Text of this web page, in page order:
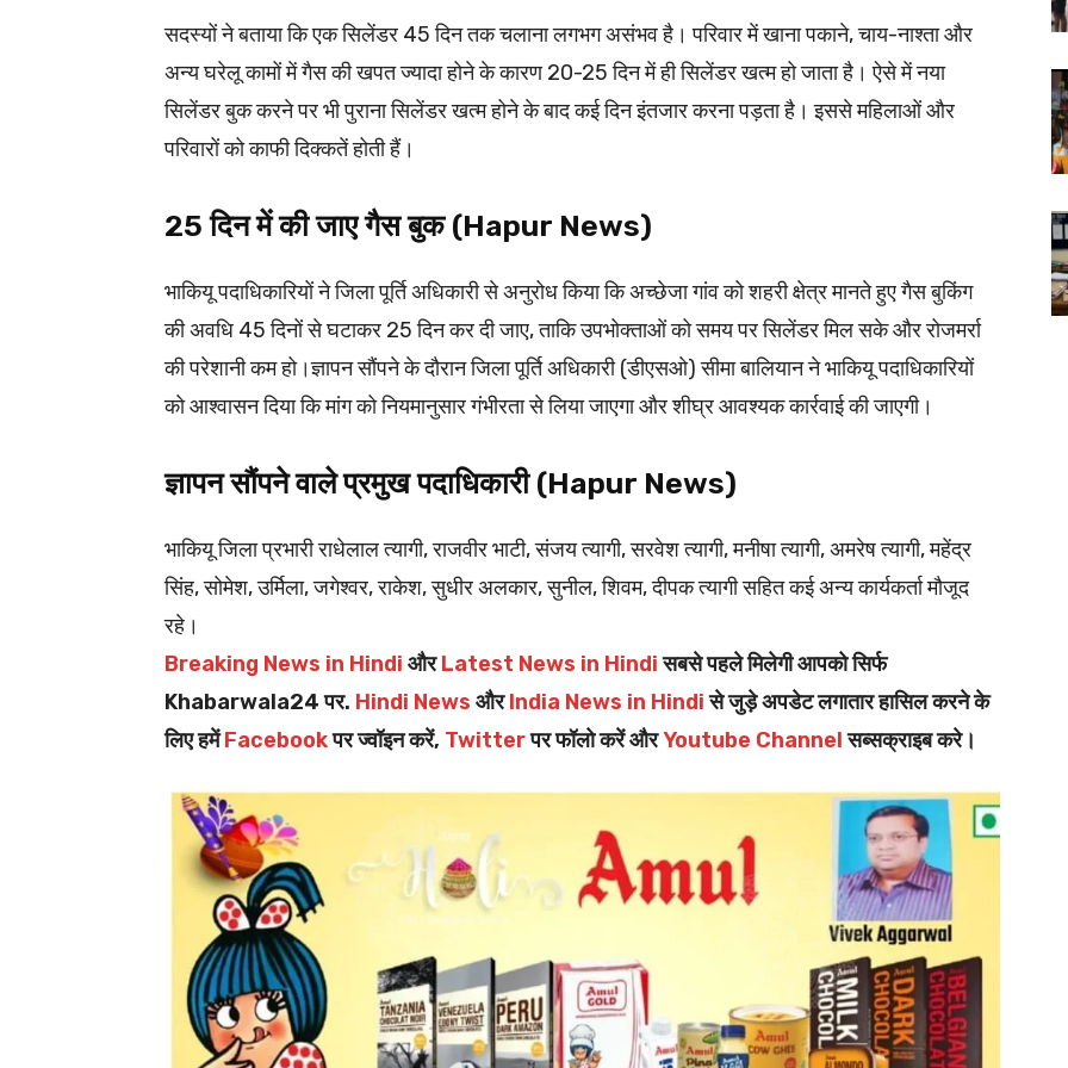
सदस्यों ने बताया कि एक सिलेंडर 45 दिन तक चलाना लगभग असंभव है। परिवार में खाना पकाने, चाय-नाश्ता और
अन्य घरेलू कामों में गैस की खपत ज्यादा होने के कारण 20-25 दिन में ही सिलेंडर खत्म हो जाता है। ऐसे में नया
सिलेंडर बुक करने पर भी पुराना सिलेंडर खत्म होने के बाद कई दिन इंतजार करना पड़ता है। इससे महिलाओं और
परिवारों को काफी दिक्कतें होती हैं।
25 दिन में की जाए गैस बुक (Hapur News)
भाकियू पदाधिकारियों ने जिला पूर्ति अधिकारी से अनुरोध किया कि अच्छेजा गांव को शहरी क्षेत्र मानते हुए गैस बुकिंग
की अवधि 45 दिनों से घटाकर 25 दिन कर दी जाए, ताकि उपभोक्ताओं को समय पर सिलेंडर मिल सके और रोजमर्रा
की परेशानी कम हो।ज्ञापन सौंपने के दौरान जिला पूर्ति अधिकारी (डीएसओ) सीमा बालियान ने भाकियू पदाधिकारियों
को आश्वासन दिया कि मांग को नियमानुसार गंभीरता से लिया जाएगा और शीघ्र आवश्यक कार्रवाई की जाएगी।
ज्ञापन सौंपने वाले प्रमुख पदाधिकारी (Hapur News)
भाकियू जिला प्रभारी राधेलाल त्यागी, राजवीर भाटी, संजय त्यागी, सरवेश त्यागी, मनीषा त्यागी, अमरेष त्यागी, महेंद्र
सिंह, सोमेश, उर्मिला, जगेश्वर, राकेश, सुधीर अलकार, सुनील, शिवम, दीपक त्यागी सहित कई अन्य कार्यकर्ता मौजूद
रहे।
Breaking News in Hindi औरLatest News in Hindiसबसे पहले मिलेगी आपको सिर्फ
Khabarwala24 पर. Hindi News औरIndia News in Hindiसे जुड़े अपडेट लगातार हासिल करने के
लिए हमेंFacebookपर ज्वॉइन करें, Twitterपर फॉलो करें औरYoutube Channelसब्सक्राइब करे।